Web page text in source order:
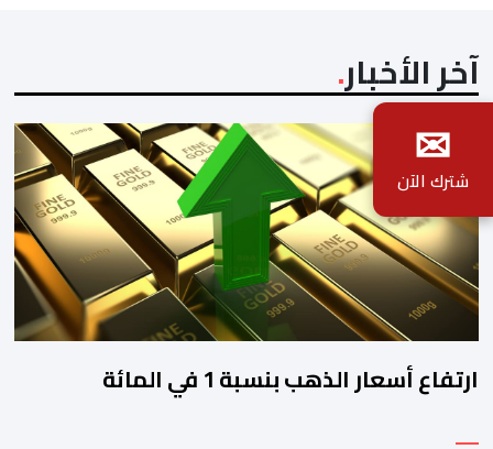
آخر الأخبار
ارتفاع أسعار الذهب بنسبة 1 في المائة
✉
شترك الآن